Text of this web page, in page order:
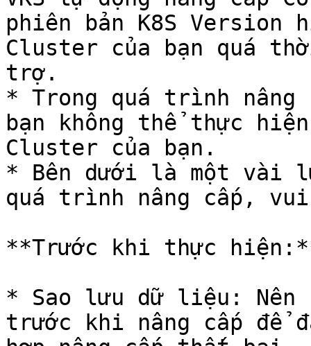
phiên bản K8S Version
Cluster của bạn quá
trợ.
* Trong quá trình nâng
bạn không thể thực
Cluster của bạn.
* Bên dưới là một vài
quá trình nâng cấp,
**Trước khi thực
* Sao lưu dữ liệu:
trước khi nâng cấp để